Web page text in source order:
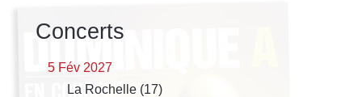
Concerts
5 Fév 2027
La Rochelle (17)